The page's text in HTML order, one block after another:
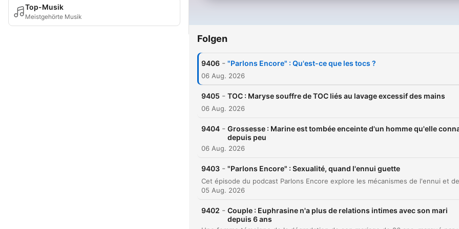
Top-Musik
Meistgehörte Musik
pour accompagner les
éclairantes qui résonnent
cette conversation
enrichissante en appelant
11. Partagez votre histoire.
Folgen
9406 - "Parlons Encore" : Qu'est-ce que les tocs ?
06 Aug. 2026
9405 - TOC : Maryse souffre de TOC liés au lavage excessif des mains
06 Aug. 2026
9404 - Grossesse : Marine est tombée enceinte d'un homme qu'elle
depuis peu
06 Aug. 2026
9403 - "Parlons Encore" : Sexualité, quand l'ennui guette
05 Aug. 2026
9402 - Couple : Euphrasine n'a plus de relations intimes avec son mari
depuis 6 ans